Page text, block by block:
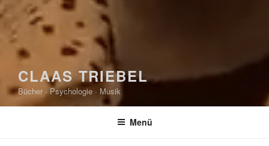
CLAAS TRIEBEL
Bücher · Psychologie · Musik
Menü